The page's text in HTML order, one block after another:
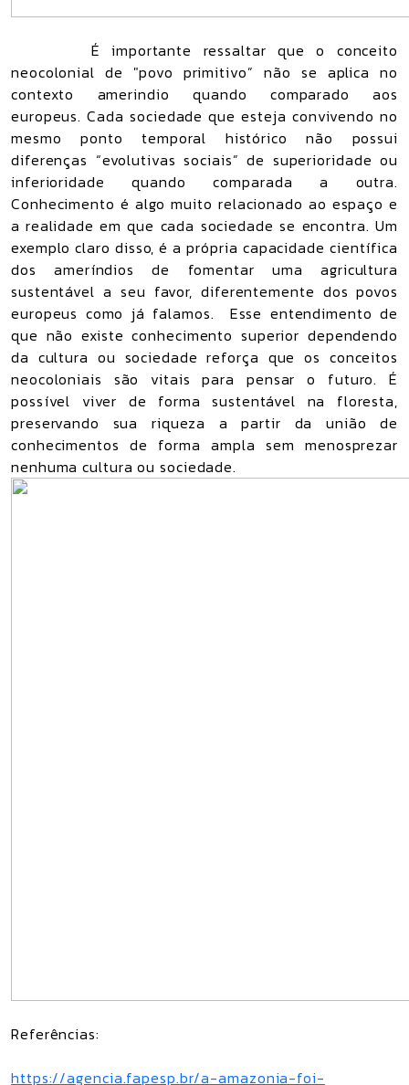
É importante ressaltar que o conceito
neocolonial de "povo primitivo” não se aplica no
contexto amerindio quando comparado aos
europeus. Cada sociedade que esteja convivendo no
mesmo ponto temporal histórico não possui
diferenças “evolutivas sociais” de superioridade ou
inferioridade quando comparada a outra.
Conhecimento é algo muito relacionado ao espaço e
a realidade em que cada sociedade se encontra. Um
exemplo claro disso, é a própria capacidade científica
dos ameríndios de fomentar uma agricultura
sustentável a seu favor, diferentemente dos povos
europeus como já falamos. Esse entendimento de
que não existe conhecimento superior dependendo
da cultura ou sociedade reforça que os conceitos
neocoloniais são vitais para pensar o futuro. É
possível viver de forma sustentável na floresta,
preservando sua riqueza a partir da união de
conhecimentos de forma ampla sem menosprezar
nenhuma cultura ou sociedade.
Referências:
https://agencia.fapesp.br/a-amazonia-foi-